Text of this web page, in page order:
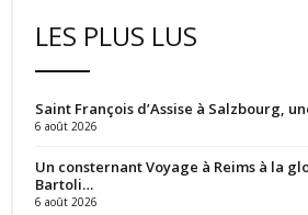
LES PLUS LUS
Saint François d’Assise à Salzbourg,
6 août 2026
Un consternant Voyage à Reims à la
Bartoli…
6 août 2026